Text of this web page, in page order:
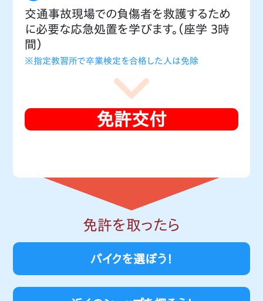
交通事故現場での負傷者を救護するため
に必要な応急処置を学びます。（座学 ３時
間）
※指定教習所で卒業検定を合格した人は免除
免許交付
免許を取ったら
バイクを選ぼう！